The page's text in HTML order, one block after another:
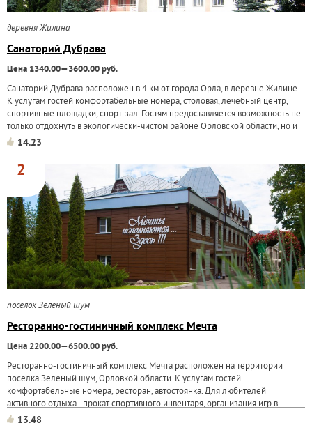
деревня Жилина
Санаторий Дубрава
Цена 1340.00—3600.00 руб.
Санаторий Дубрава расположен в 4 км от города Орла, в деревне Жилине.
К услугам гостей комфортабельные номера, столовая, лечебный центр,
спортивные площадки, спорт-зал. Гостям предоставляется возможность не
только отдохнуть в экологически-чистом районе Орловской области, но и
пройти курс лечения...
14.23
2
поселок Зеленый шум
Ресторанно-гостиничный комплекс Мечта
Цена 2200.00—6500.00 руб.
Ресторанно-гостиничный комплекс Мечта расположен на территории
поселка Зеленый шум, Орловкой области. К услугам гостей
комфортабельные номера, ресторан, автостоянка. Для любителей
активного отдыха - прокат спортивного инвентаря, организация игр в
пейнтбол, прокат лодок и катамаранов, настольный...
13.48